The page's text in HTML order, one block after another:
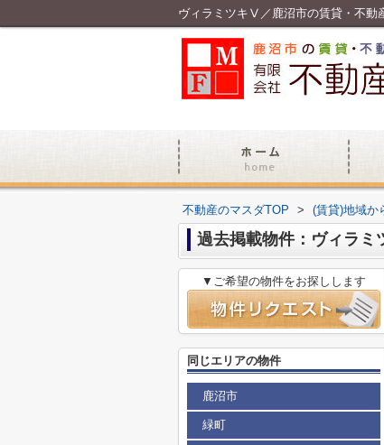
ヴィラミツキⅤ／鹿沼市の賃貸・不動
不動産のマスダTOP > (賃貸)地域か
過去掲載物件：ヴィラ
▼ご希望の物件をお探しします
同じエリアの物件
鹿沼市
緑町